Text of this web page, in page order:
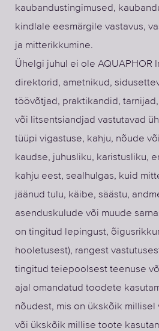
kaubandustingimused,
kindlale eesmärgile vastavus,
ja mitterikkumine.
Ühelgi juhul ei ole AQUAPHOR
direktorid, ametnikud,
töövõtjad, praktikandid,
või litsentsiandjad vastutavad
tüüpi vigastuse, kahju, nõude
kaudse, juhusliku, karistusliku,
kahju eest, sealhulgas, kuid
jäänud tulu, käibe, säästu,
asenduskulude või muude
on tingitud lepingust,
hooletusest), rangest
tingitud teiepoolsest teenuse
ajal omandatud toodete
nõudest, mis on ükskõik
või ükskõik millise toote